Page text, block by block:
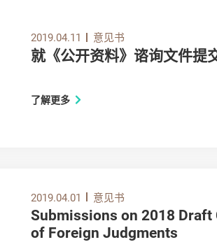
2019.04.11 意见书
就《公开资料》谘询文件提
了解更多
2019.04.01 意见书
Submissions on 2018
of Foreign Judgments